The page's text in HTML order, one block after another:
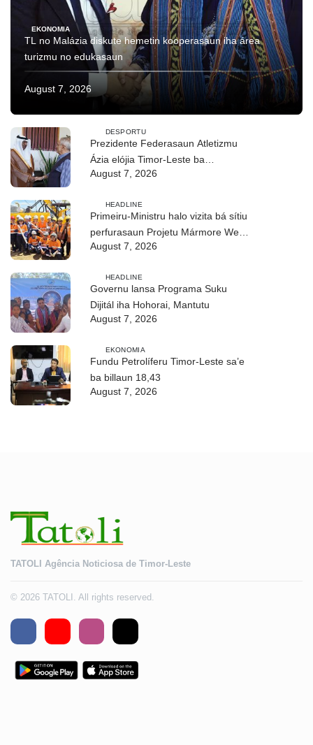
EKONOMIA
TL no Malázia diskute hemetin kooperasaun iha área
turizmu no edukasaun
August 7, 2026
DESPORTU
Prezidente Federasaun Atletizmu
Ázia elójia Timor-Leste ba
realizasaun DIM 2026
August 7, 2026
HEADLINE
Primeiru-Ministru halo vizita bá sítiu
perfurasaun Projetu Mármore We-
uah iha Ilimanu
August 7, 2026
HEADLINE
Governu lansa Programa Suku
Dijitál iha Hohorai, Mantutu
August 7, 2026
EKONOMIA
Fundu Petrolíferu Timor-Leste sa’e
ba billaun 18,43
August 7, 2026
TATOLI Agência Noticiosa de Timor-Leste
© 2026 TATOLI. All rights reserved.